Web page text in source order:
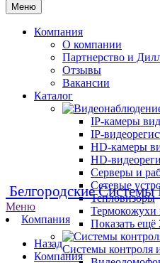
Меню
Компания
О компании
Партнерство и
Отзывы
Вакансии
Каталог
IP-камеры
IP-
HD-камеры
HD-
Серверы и
Сетевые
Тепловизоры
Термокожухи
Показать ещё
Системы контроля
Белгородские Системы
Меню
Компания
Назад
Компания